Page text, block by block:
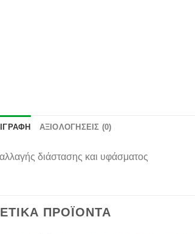
ΑΞΙΟΛΟΓΉΣΕΙΣ (0)
διάστασης και υφάσματος
ΠΡΟΪΌΝΤΑ